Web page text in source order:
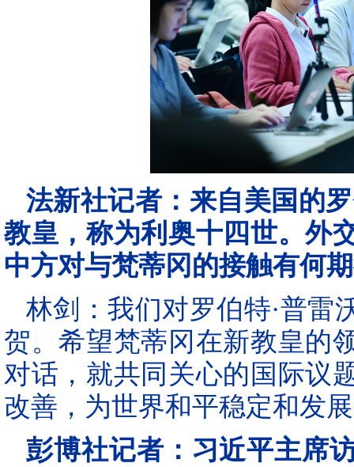
法新社记者：来自美国的
教皇，称为利奥十四世。外
中方对与梵蒂冈的接触有何
林剑：我们对罗伯特·普雷
贺。希望梵蒂冈在新教皇的
对话，就共同关心的国际议
改善，为世界和平稳定和发
彭博社记者：习近平主席